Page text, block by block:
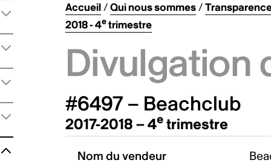
Accueil/Qui nous sommes/
2018 - 4etrimestre
Divulgation
#6497 – Beachclub
2017-2018 – 4e trimestre
Nom du vendeur